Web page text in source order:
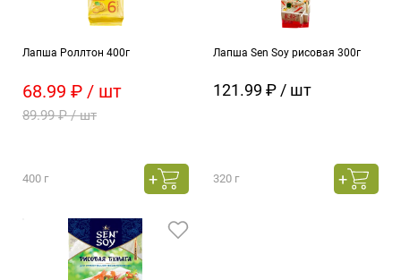
Лапша Роллтон 400г
68.99 ₽ / шт
89.99 ₽ / шт
400 г
Лапша Sen Soy рисовая 300г
121.99 ₽ / шт
320 г